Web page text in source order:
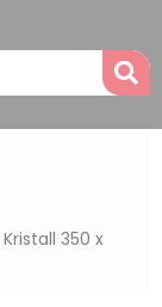
350 x